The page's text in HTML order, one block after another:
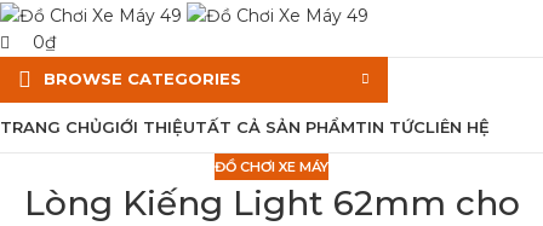
0₫
BROWSE CATEGORIES
TRANG CHỦGIỚI THIỆUTẤT CẢ SẢN PHẨMTIN TỨCLIÊN HỆ
ĐỒ CHƠI XE MÁY
Lòng Kiếng Light 62mm cho